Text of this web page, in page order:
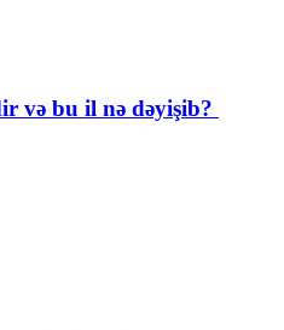
və bu il nə dəyişib?